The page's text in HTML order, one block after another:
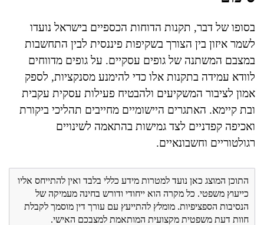
בסופו של דבר, תקנות הדוחות הכספיים בישראל נועדו
לשמר איזון בין הצורך בשקיפות פיננסית לבין התחשבות
במצבם המשתנה של גופים עסקיים. על גופים מדווחים
לוודא עמידה בתקנות אלו כדי להימנע מסנקציות, לספק
אמון לציבור המשקיעים ולהבטיח פעילות עסקית עקבית
ובת קיימא. האתגרים היישומיים מחייבים תהליכי ביקורת
ואכיפה קפדניים לצד גמישות בהתאמה לשינויים
רגולטוריים וחשבונאיים.
התוכן המוצג כאן נועד למטרות מידע כללי בלבד ואין להתייחס אליו
כייעוץ משפטי. כל מקרה הוא ייחודי ודורש בחינה מעמיקה של
הנסיבות הספציפיות. מומלץ להתייעץ עם עורך דין מוסמך לקבלת
חוות דעת משפטית מקצועית המותאמת למצבכם האישי.